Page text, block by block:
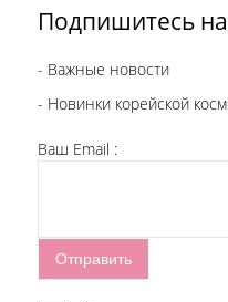
Подпишитесь
- Важные новости
- Новинки корейской
Ваш Email :